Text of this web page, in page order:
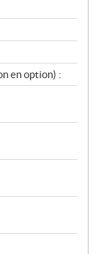
en option) :